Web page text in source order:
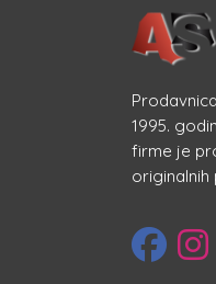
1995.
firme je